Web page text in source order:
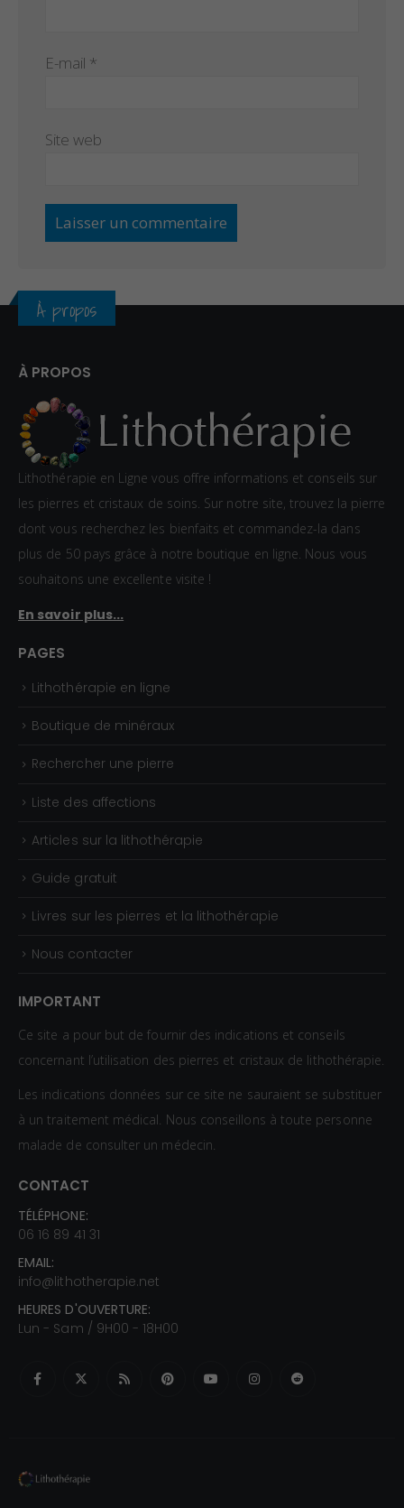
E-mail *
Site web
À propos
À PROPOS
Lithothérapie en Ligne vous offre informations et conseils sur
les pierres et cristaux de soins. Sur notre site, trouvez la pierre
dont vous recherchez les bienfaits et commandez-la dans
plus de 50 pays grâce à notre boutique en ligne. Nous vous
souhaitons une excellente visite !
En savoir plus...
PAGES
Lithothérapie en ligne
Boutique de minéraux
Rechercher une pierre
Liste des affections
Articles sur la lithothérapie
Guide gratuit
Livres sur les pierres et la lithothérapie
Nous contacter
IMPORTANT
Ce site a pour but de fournir des indications et conseils
concernant l’utilisation des pierres et cristaux de lithothérapie.
Les indications données sur ce site ne sauraient se substituer
à un traitement médical. Nous conseillons à toute personne
malade de consulter un médecin.
CONTACT
TÉLÉPHONE:
06 16 89 41 31
EMAIL:
info@lithotherapie.net
HEURES D'OUVERTURE:
Lun - Sam / 9H00 - 18H00